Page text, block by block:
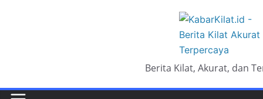
Berita Kilat, Akurat, dan